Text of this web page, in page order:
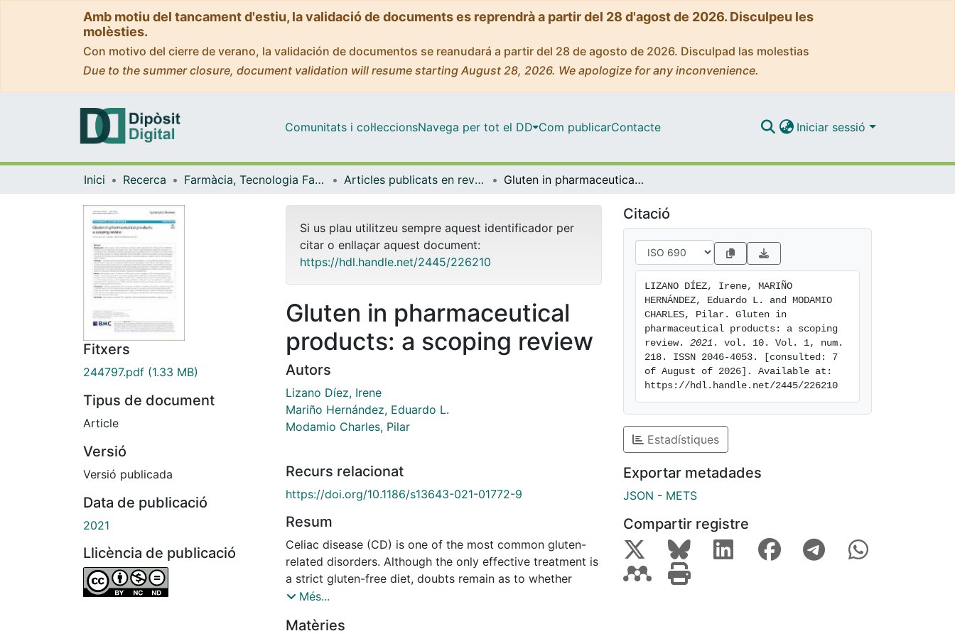
Amb motiu del tancament d'estiu, la validació de documents es reprendrà a partir del 28 d'agost de 2026. Disculpeu les
molèsties.
Con motivo del cierre de verano, la validación de documentos se reanudará a partir del 28 de agosto de 2026. Disculpad las molestias
Due to the summer closure, document validation will resume starting August 28, 2026. We apologize for any inconvenience.
Comunitats i col·leccionsNavega per tot el DD Com publicarContacte Iniciar sessió
Inici Recerca Farmàcia, Tecnologia Farmacèutica i Fisicoquímica Articles publicats en revistes (Farmàcia, Tecnologia Farmacèutica i Fisicoquímica) Gluten in pharmaceutical products: a scoping review
Fitxers
244797.pdf (1.33 MB)
Tipus de document
Article
Versió
Versió publicada
Data de publicació
2021
Llicència de publicació
Si us plau utilitzeu sempre aquest identificador per
citar o enllaçar aquest document:
https://hdl.handle.net/2445/226210
Gluten in pharmaceutical
products: a scoping review
Autors
Lizano Díez, Irene
Mariño Hernández, Eduardo L.
Modamio Charles, Pilar
Recurs relacionat
https://doi.org/10.1186/s13643-021-01772-9
Resum
Celiac disease (CD) is one of the most common gluten-
related disorders. Although the only effective treatment is
a strict gluten-free diet, doubts remain as to whether
healthcare professionals take this restriction into
to susceptible patients. This scoping review aimed to find
Més...
Matèries
Citació
LIZANO DÍEZ, Irene, MARIÑO
HERNÁNDEZ, Eduardo L. and MODAMIO
CHARLES, Pilar. Gluten in
pharmaceutical products: a scoping
review. 2021 . vol. 10. Vol. 1, num.
218. ISSN 2046-4053. [consulted: 7
of August of 2026]. Available at:
https://hdl.handle.net/2445/226210
Estadístiques
Exportar metadades
JSON - METS
Compartir registre